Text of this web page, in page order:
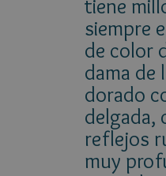
tiene
siempre
de color
dama de
dorado
delgada,
reflejos
muy